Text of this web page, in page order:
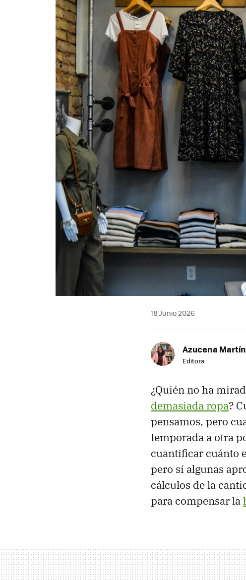
18 Junio 2026
Azucena Martín
Editora
¿Quién no ha
demasiada ropa?
pensamos, pero
temporada a otra
cuantificar cuánto
pero sí algunas
cálculos de la
para compensar la